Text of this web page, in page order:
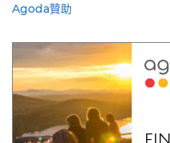
Agoda贊助